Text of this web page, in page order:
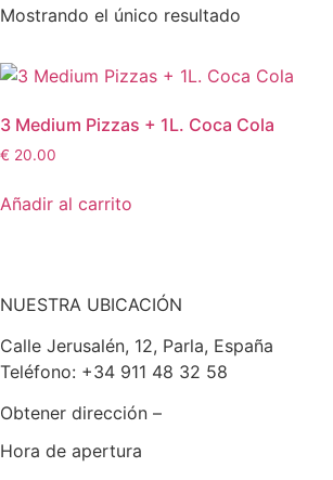
Mostrando el único resultado
3 Medium Pizzas + 1L. Coca Cola
€ 20.00
Añadir al carrito
NUESTRA UBICACIÓN
Calle Jerusalén, 12, Parla, España
Teléfono: +34 911 48 32 58
Obtener dirección –
Hora de apertura